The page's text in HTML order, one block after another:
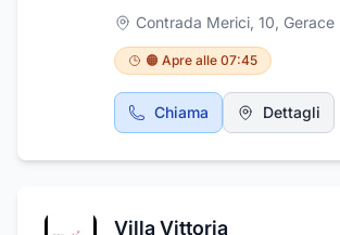
tramandando i saperi di padre
di essere rivenditore autorizzato
Italia, Adesital gruppo Mapei e
2000. L’azienda propone una
prodotti per il rivestimento di
pavimentazioni in marmo, gres,
per ogni esigenza di rifinitura e
acquisita, l’azienda è
Contrada Merici, 10, Gerace
🟠 Apre alle 07:45
Chiama Dettagli
Villa Vittoria